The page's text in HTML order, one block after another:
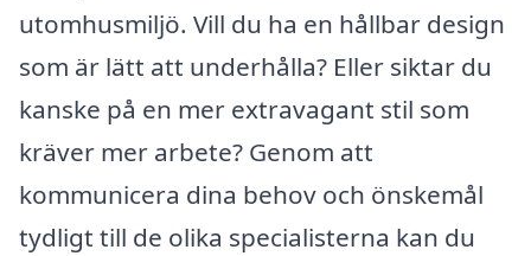
utomhusmiljö. Vill du ha en hållbar design
som är lätt att underhålla? Eller siktar du
kanske på en mer extravagant stil som
kräver mer arbete? Genom att
kommunicera dina behov och önskemål
tydligt till de olika specialisterna kan du